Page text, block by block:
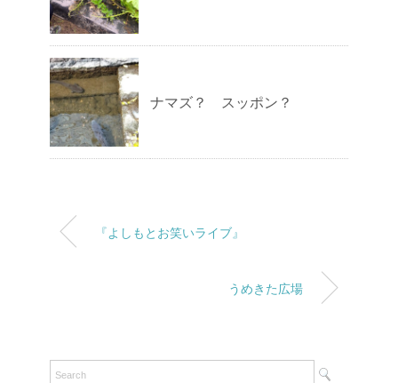
ナマズ？ スッポン？
『よしもとお笑いライブ』
うめきた広場